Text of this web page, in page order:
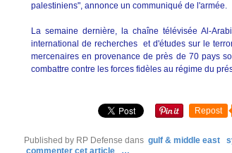
palestiniens", annonce un communiqué de l'armée.
La semaine dernière, la chaîne télévisée Al-
international de recherches et d'études sur le
mercenaires en provenance de près de 70 pays
combattre contre les forces fidèles au régime du
Repost
Published by RP Defense dans gulf & middle east
commenter cet article
…